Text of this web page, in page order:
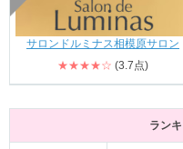
サロンドルミナス相模原サロン
★★★★☆ (3.7点)
ラン